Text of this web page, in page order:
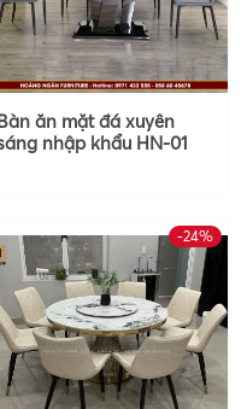
ăn mặt đá xuyên
nhập khẩu HN-01
-24%